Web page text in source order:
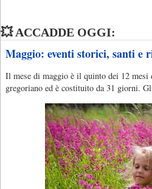
💥 ACCADDE OGGI:
Maggio: eventi storici, santi e
Il mese di maggio è il quinto dei 12 mesi
gregoriano ed è costituito da 31 giorni.